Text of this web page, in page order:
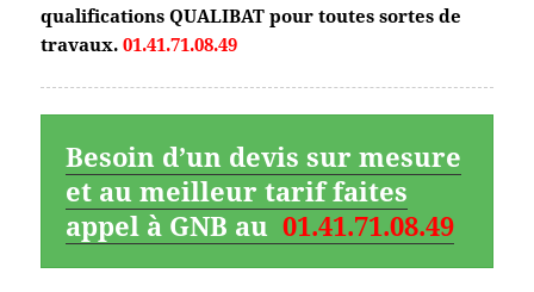
qualifications QUALIBAT pour toutes sortes de
travaux.01.41.71.08.49
Besoin d’un devis sur mesure
et au meilleur tarif faites
appel à GNB au01.41.71.08.49